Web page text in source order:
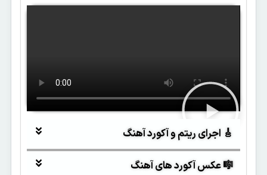
🎸 اجرای ریتم و آکورد آهنگ
🎼 عکس آکورد های آهنگ